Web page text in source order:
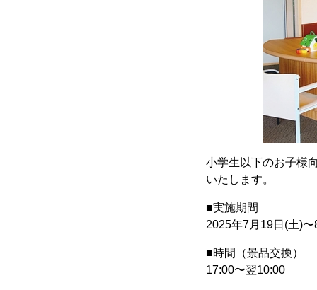
小学生以下のお子様
いたします。
■実施期間
2025年7月19日(土)
■時間（景品交換）
17:00〜翌10:00